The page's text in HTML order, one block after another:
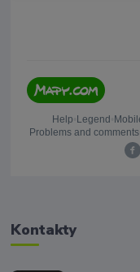
Kontakty